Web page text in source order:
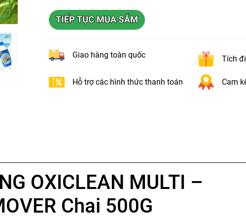
Giao hàng toàn quốc Tích
Hỗ trợ các hình thức thanh toán Cam
OXICLEAN MULTI –
Chai 500G